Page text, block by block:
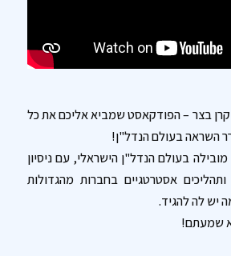
בצר – הפודקאסט שמביא אליכם את כל
השראה בעולם הנדל"ן!
בעולם הנדל"ן הישראלי, עם ניסיון
ותהליכים אסטרטגיים בחברות מהגדולות
יש לה להגיד.
שמעתם!